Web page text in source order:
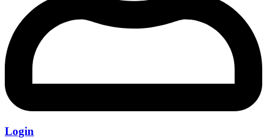
Login